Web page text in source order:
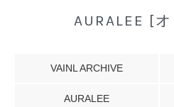
AURALEE [
VAINL ARCHIVE
AURALEE